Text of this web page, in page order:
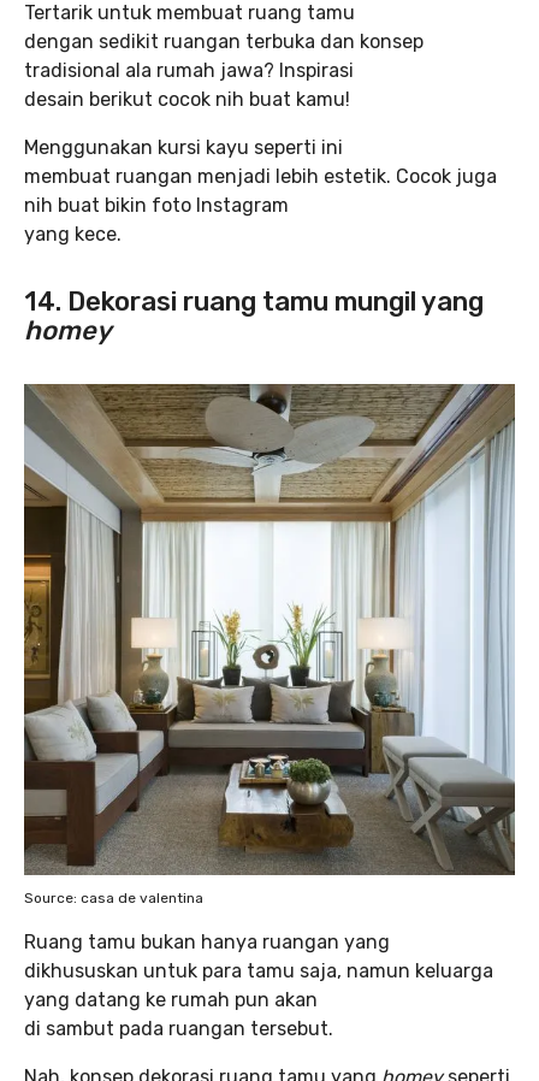
Tertarik untuk membuat ruang tamu
dengan sedikit ruangan terbuka dan konsep
tradisional ala rumah jawa? Inspirasi
desain berikut cocok nih buat kamu!
Menggunakan kursi kayu seperti ini
membuat ruangan menjadi lebih estetik. Cocok juga
nih buat bikin foto Instagram
yang kece.
14. Dekorasi ruang tamu mungil yang
homey
Source: casa de valentina
Ruang tamu bukan hanya ruangan yang
dikhususkan untuk para tamu saja, namun keluarga
yang datang ke rumah pun akan
di sambut pada ruangan tersebut.